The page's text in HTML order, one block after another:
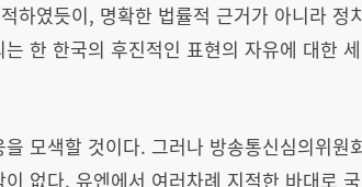
하였듯이, 명확한 법률적 근거가 아니라 정
한 한국의 후진적인 표현의 자유에 대한
모색할 것이다. 그러나 방송통신심의위원
없다. 유엔에서 여러차례 지적한 바대로